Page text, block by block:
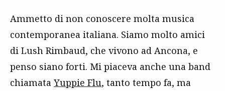
Ammetto di non conoscere molta musica
contemporanea italiana. Siamo molto amici
di Lush Rimbaud, che vivono ad Ancona, e
penso siano forti. Mi piaceva anche una band
chiamata Yuppie Flu, tanto tempo fa, ma